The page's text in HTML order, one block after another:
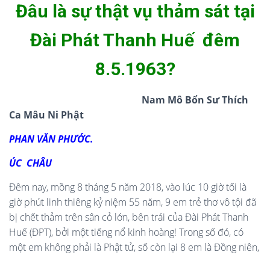
Đâu là sự thật vụ thảm sát tại
Đài Phát Thanh Huế đêm
8.5.1963?
Nam Mô Bổn Sư Thích
Ca Mâu Ni Phật
PHAN VĂN PHƯỚC.
ÚC CHÂU
Đêm nay, mồng 8 tháng 5 năm 2018, vào lúc 10 giờ tối là
giờ phút linh thiêng kỷ niệm 55 năm, 9 em trẻ thơ vô tội đã
bị chết thảm trên sân cỏ lớn, bên trái của Đài Phát Thanh
Huế (ĐPT), bởi một tiếng nổ kinh hoàng! Trong số đó, có
một em không phải là Phật tử, số còn lại 8 em là Đồng niên,